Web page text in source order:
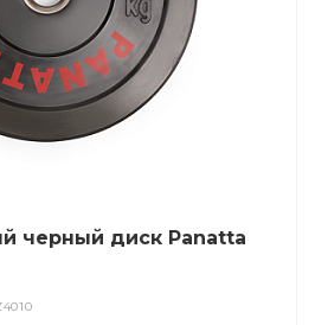
черный диск Panatta